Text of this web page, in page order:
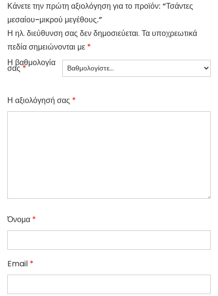
0
€
.
,
4
0
€
Κάνετε την πρώτη αξιολόγηση για το προϊόν: “Τσάντες
μεσαίου-μικρού μεγέθους.”
Η ηλ. διεύθυνση σας δεν δημοσιεύεται. Τα υποχρεωτικά
πεδία σημειώνονται με *
Η βαθμολογία
σας*
Η αξιολόγησή σας *
Όνομα *
Email *